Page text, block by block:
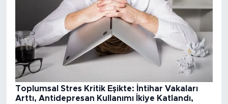
Toplumsal Stres Kritik Eşikte: İntihar Vakaları
Arttı, Antidepresan Kullanımı İkiye Katlandı,